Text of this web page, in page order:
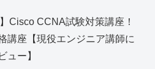
Cisco CCNA試験対策講座！
講座【現役エンジニア講師に
ュー】